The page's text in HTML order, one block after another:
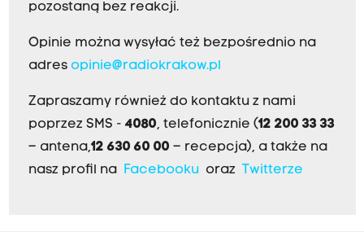
pozostaną bez reakcji.
Opinie można wysyłać też bezpośrednio na
adres opinie@radiokrakow.pl
Zapraszamy również do kontaktu z nami
poprzez SMS - 4080, telefonicznie (12 200 33 33
– antena,12 630 60 00 – recepcja), a także na
nasz profil na Facebookuoraz Twitterze